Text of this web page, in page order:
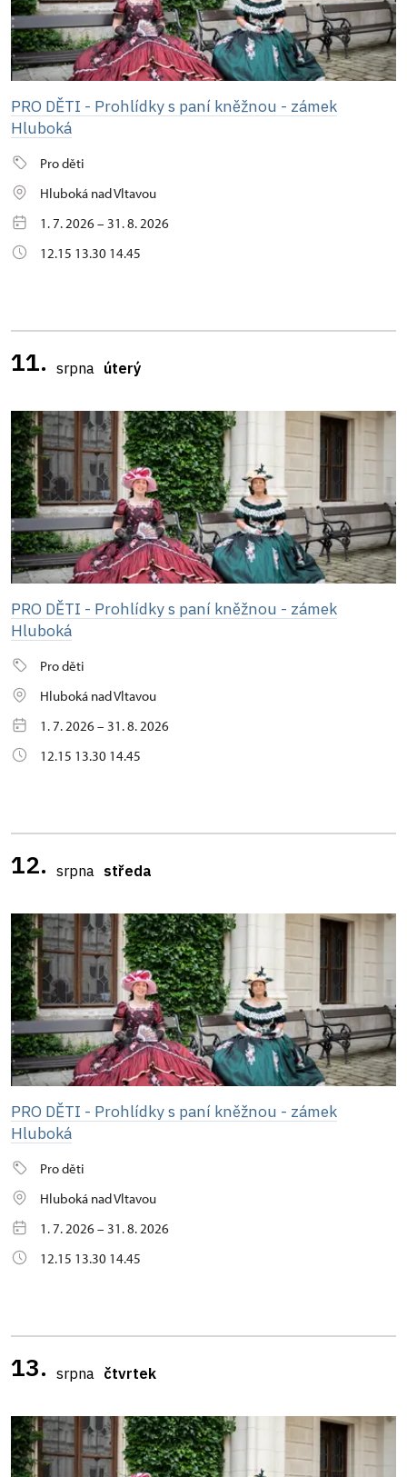
PRO DĚTI - Prohlídky s paní kněžnou - zámek
Hluboká
Pro děti
Hluboká nad Vltavou
1. 7. 2026 – 31. 8. 2026
12.15 13.30 14.45
11. srpna úterý
PRO DĚTI - Prohlídky s paní kněžnou - zámek
Hluboká
Pro děti
Hluboká nad Vltavou
1. 7. 2026 – 31. 8. 2026
12.15 13.30 14.45
12. srpna středa
PRO DĚTI - Prohlídky s paní kněžnou - zámek
Hluboká
Pro děti
Hluboká nad Vltavou
1. 7. 2026 – 31. 8. 2026
12.15 13.30 14.45
13. srpna čtvrtek